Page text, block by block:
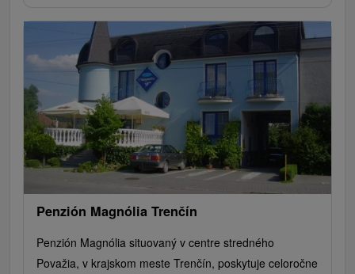
Penzión Magnólia Trenčín
Penzión Magnólia situovaný v centre stredného
Považia, v krajskom meste Trenčín, poskytuje celoročne